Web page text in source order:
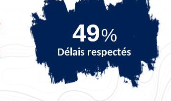
68%
Délais respectés